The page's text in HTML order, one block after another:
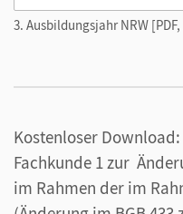
3. Ausbildungsjahr NRW [PDF,
Kostenloser
Fachkunde 1 zur
im Rahmen der im